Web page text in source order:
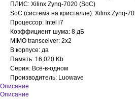
ПЛИС: Xilinx Zynq-7020 (SoC)
SoC (система на кристалле): Xilinx Zynq-
Процессор: Intel i7
Коэффициент шума: 8 дБ
MIMO transceiver: 2x2
В корпусе: да
Память: 16,020 Kb
Серия: Всё-в-одном
Производитель: Luowave
Описание
Описание